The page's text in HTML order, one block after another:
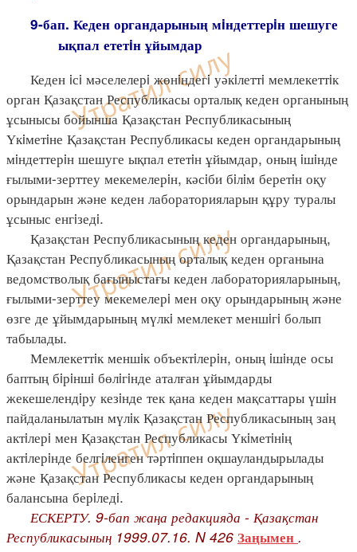
9-бап. Кеден органдарының мiндеттерiн шешуге
ықпал ететiн ұйымдар
Кеден iсi мәселелерi жөнiндегi уәкiлеттi мемлекеттiк
орган Қазақстан Республикасы орталық кеден органының
ұсынысы бойынша Қазақстан Республикасының
Үкiметiне Қазақстан Республикасы кеден органдарының
мiндеттерiн шешуге ықпал ететiн ұйымдар, оның iшiнде
ғылыми-зерттеу мекемелерiн, кәсiби бiлiм беретiн оқу
орындарын және кеден лабораторияларын құру туралы
ұсыныс енгiзедi.
Қазақстан Республикасының кеден органдарының,
Қазақстан Республикасының орталық кеден органына
ведомстволық бағыныстағы кеден лабораторияларының,
ғылыми-зерттеу мекемелерi мен оқу орындарының және
өзге де ұйымдарының мүлкi мемлекет меншiгi болып
табылады.
Мемлекеттiк меншiк объектiлерiн, оның iшiнде осы
баптың бiрiншi бөлiгiнде аталған ұйымдарды
жекешелендiру кезiнде тек қана кеден мақсаттары үшiн
пайдаланылатын мүлiк Қазақстан Республикасының заң
актiлерi мен Қазақстан Республикасы Үкiметiнiң
актiлерiнде белгiленген тәртiппен оқшауландырылады
және Қазақстан Республикасы кеден органдарының
балансына берiледi.
ЕСКЕРТУ. 9-бап жаңа редакцияда - Қазақстан
Республикасының 1999.07.16. N 426 Заңымен .